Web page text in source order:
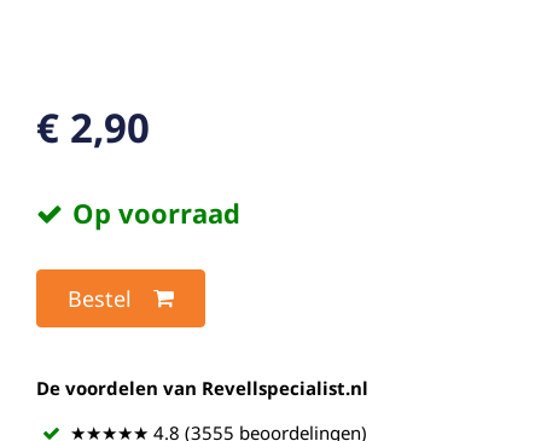
€ 2,90
Op voorraad
Bestel
De voordelen van Revellspecialist.nl
★★★★★ 4.8 (3555 beoordelingen)